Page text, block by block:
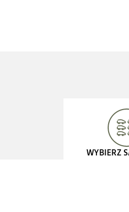
WYBIERZ